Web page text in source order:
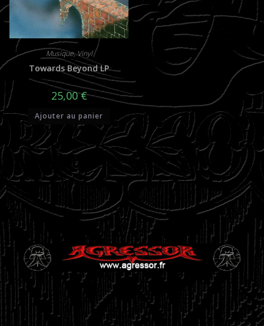
Musique,Vinyl
Towards Beyond LP
25,00€
Ajouter au panier